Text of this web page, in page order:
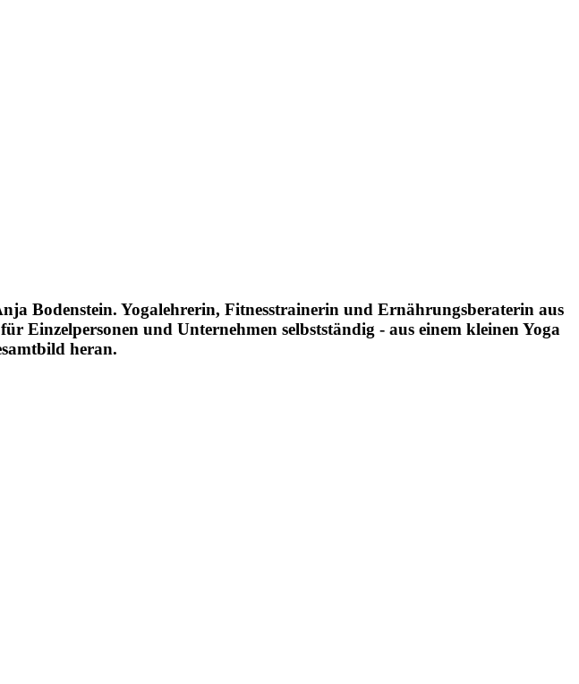
Bodenstein. Yogalehrerin, Fitnesstrainerin und Ernährungsberaterin aus
Einzelpersonen und Unternehmen selbstständig - aus einem kleinen Yoga
heran.